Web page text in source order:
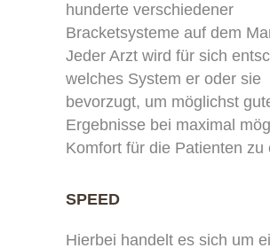
hunderte verschiedener
Bracketsysteme auf dem
Jeder Arzt wird für sich
welches System er oder sie
bevorzugt, um möglichst
Ergebnisse bei maximal
Komfort für die Patienten zu
SPEED
Hierbei handelt es sich um